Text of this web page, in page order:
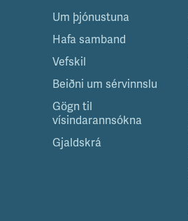
Um þjónustuna
Hafa samband
Vefskil
Beiðni um sérvinnslu
Gögn til
vísindarannsókna
Gjaldskrá